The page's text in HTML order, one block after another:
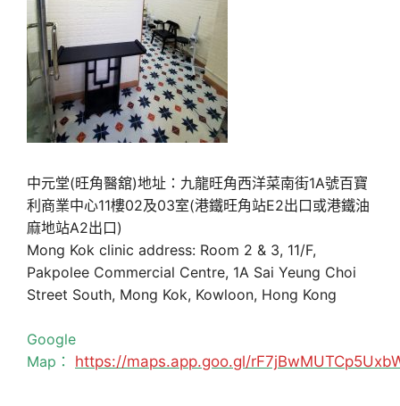
中元堂(旺角醫舘)地址：九龍旺角西洋菜南街1A號百寶
利商業中心11樓02及03室(港鐵旺角站E2出口或港鐵油
麻地站A2出口)
Mong Kok clinic address: Room 2 & 3, 11/F,
Pakpolee Commercial Centre, 1A Sai Yeung Choi
Street South, Mong Kok, Kowloon, Hong Kong
Google
Map： https://maps.app.goo.gl/